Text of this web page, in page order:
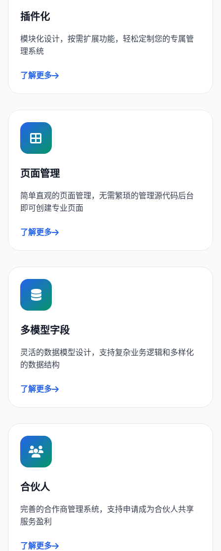
插件化
模块化设计，按需扩展功能，轻松定制您的专属管
理系统
了解更多
页面管理
简单直观的页面管理，无需繁琐的管理源代码后台
即可创建专业页面
了解更多
多模型字段
灵活的数据模型设计，支持复杂业务逻辑和多样化
的数据结构
了解更多
合伙人
完善的合作商管理系统，支持申请成为合伙人共享
服务盈利
了解更多